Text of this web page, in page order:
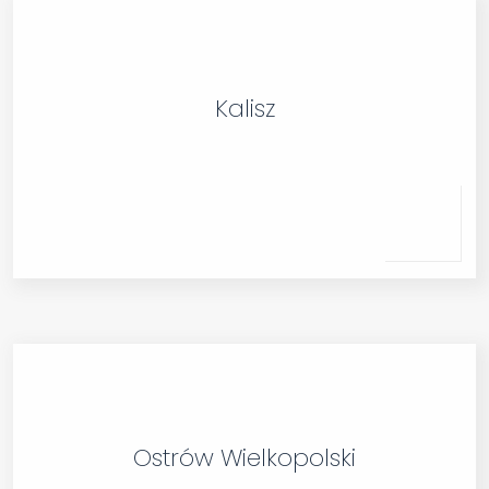
Kalisz
Ostrów Wielkopolski